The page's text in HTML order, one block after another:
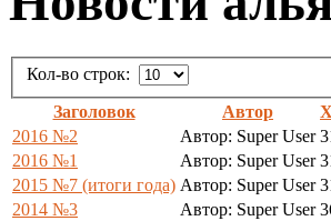
Кол-во строк:
Заголовок
Автор
2016 №2
Автор: Super User
2016 №1
Автор: Super User
2015 №7 (итоги года) Автор: Super User
2014 №3
Автор: Super User